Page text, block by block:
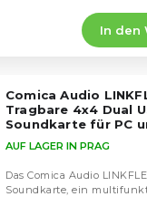
In den
Comica Audio
Tragbare 4x4 Dual
Soundkarte für PC
AUF LAGER IN PRAG
Das Comica Audio
Soundkarte, ein